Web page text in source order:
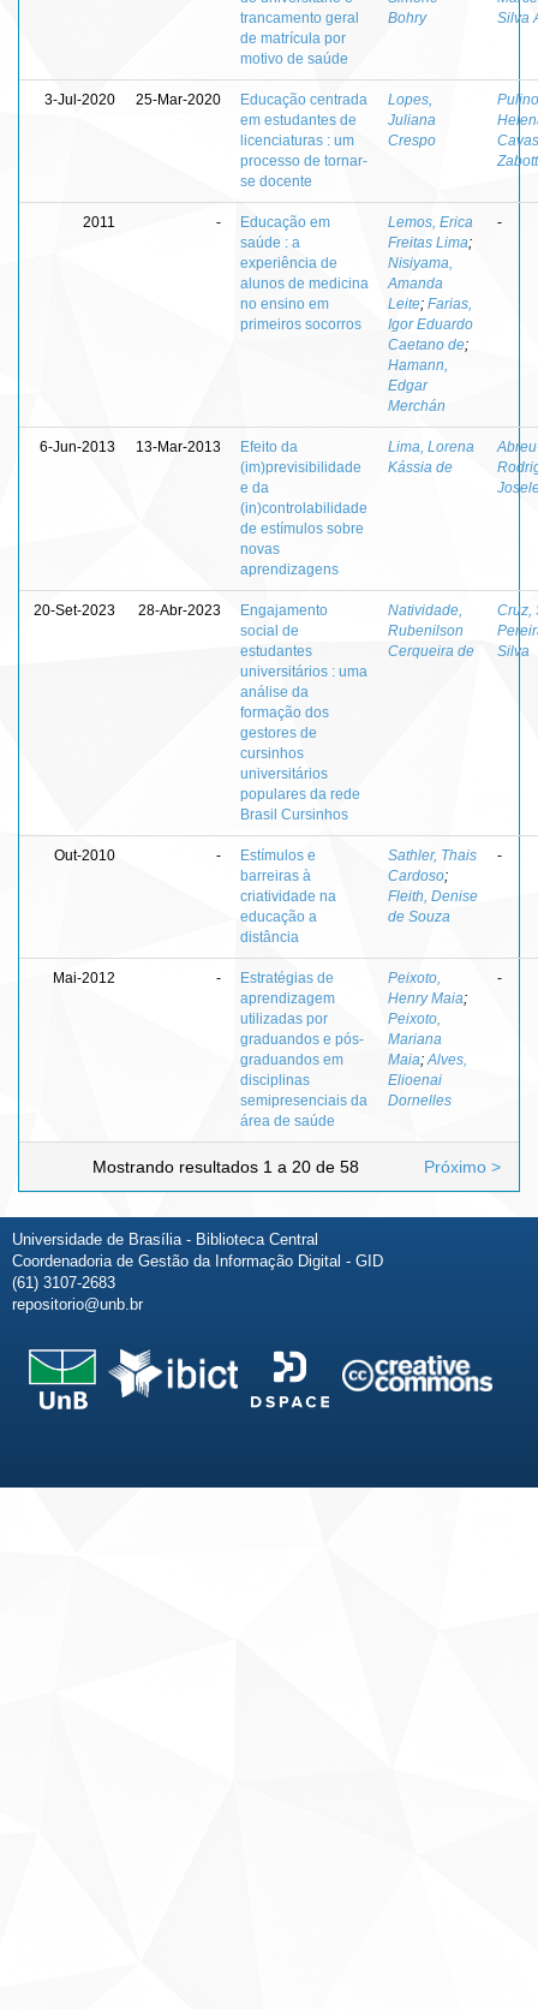
trancamento geral
de matrícula por
motivo de saúde
Bohry
Silva
3-Jul-2020 25-Mar-2020
Educação centrada
em estudantes de
licenciaturas : um
processo de tornar-
se docente
Lopes,
Juliana
Crespo
2011 -
Educação em
saúde : a
experiência de
alunos de medicina
no ensino em
primeiros socorros
Lemos, Erica
Freitas Lima;
Nisiyama,
Amanda
Leite; Farias,
Igor Eduardo
Caetano de;
Hamann,
Edgar
Merchán
-
6-Jun-2013 13-Mar-2013
Efeito da
(im)previsibilidade
e da
(in)controlabilidade
de estímulos sobre
novas
aprendizagens
Lima, Lorena
Kássia de
20-Set-2023 28-Abr-2023
Engajamento
social de
estudantes
universitários : uma
análise da
formação dos
gestores de
cursinhos
universitários
populares da rede
Brasil Cursinhos
Natividade,
Rubenilson
Cerqueira de
Cruz,
Silva
Out-2010 -
Estímulos e
barreiras à
criatividade na
educação a
distância
Sathler, Thais
Cardoso;
Fleith, Denise
de Souza
-
Mai-2012 -
Estratégias de
aprendizagem
utilizadas por
graduandos e pós-
graduandos em
disciplinas
semipresenciais da
área de saúde
Peixoto,
Henry Maia;
Peixoto,
Mariana
Maia; Alves,
Elioenai
Dornelles
-
Mostrando resultados 1 a 20 de 58 Próximo >
Universidade de Brasília - Biblioteca Central
Coordenadoria de Gestão da Informação Digital - GID
(61) 3107-2683
repositorio@unb.br